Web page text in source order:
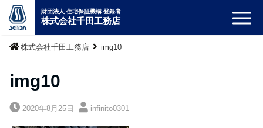
財団法人 住宅保証機構 登録者
株式会社千田工務店
株式会社千田工務店 img10
img10
2020年8月25日 infinito0301